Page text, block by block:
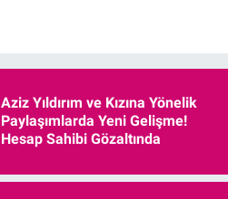
Aziz Yıldırım ve Kızına Yönelik
Paylaşımlarda Yeni Gelişme!
Hesap Sahibi Gözaltında